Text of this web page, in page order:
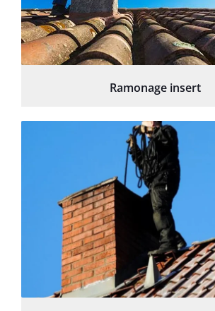
Ramonage insert